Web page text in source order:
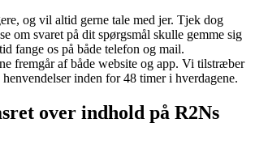
og vil altid gerne tale med jer. Tjek dog
om svaret på dit spørgsmål skulle gemme sig
fange os på både telefon og mail.
fremgår af både website og app. Vi tilstræber
inden for 48 timer i hverdagene.
over indhold på R2Ns